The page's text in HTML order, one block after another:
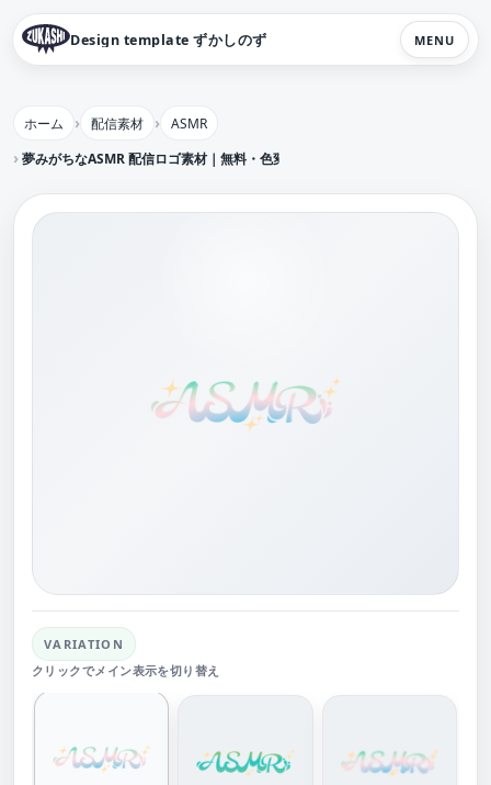
Design template ずかしのず MENU
ホーム 配信素材
ASMR
夢みがちなASMR 配信ロゴ素材｜無料・色変更OK｜ずかしのず
VARIATION
クリックでメイン表示を切り替え